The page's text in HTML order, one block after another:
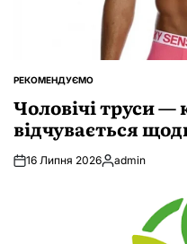
ОПУБЛІКУВАТИ
РЕКОМЕНДУЄМО
Чоловічі труси
відчувається
16 Липня 2026Опубліковано
admin